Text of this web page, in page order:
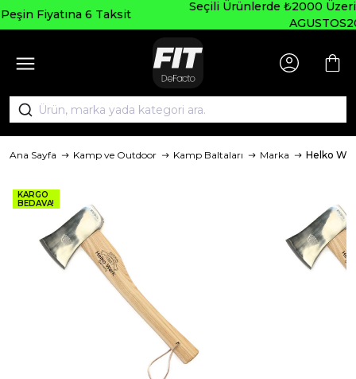
Seçili Ürünlerde ₺2000 Üzeri ₺200 İndirim
Ana Sayfa Kamp ve Outdoor Kamp Baltaları Marka Helko
KARGO
BEDAVA!